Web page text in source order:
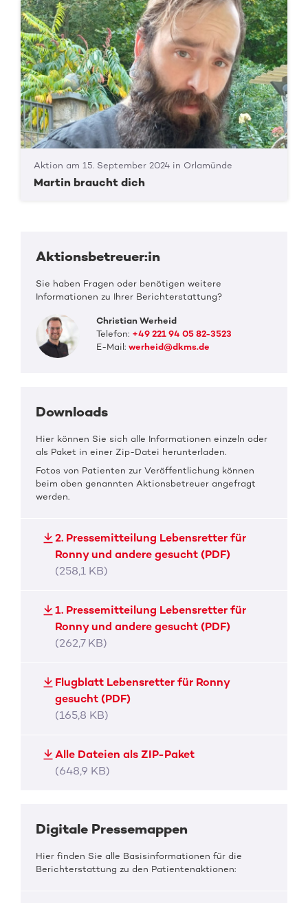
Aktion am 15. September 2024 in Orlamünde
Martin braucht dich
Aktionsbetreuer:in
Sie haben Fragen oder benötigen weitere
Informationen zu Ihrer Berichterstattung?
Christian Werheid
Telefon: +49 221 94 05 82-3523
E-Mail:werheid@dkms.de
Downloads
Hier können Sie sich alle Informationen einzeln oder
als Paket in einer Zip-Datei herunterladen.
Fotos von Patienten zur Veröffentlichung können
beim oben genannten Aktionsbetreuer angefragt
werden.
2. Pressemitteilung Lebensretter für
Ronny und andere gesucht (PDF)
(258,1 KB)
1. Pressemitteilung Lebensretter für
Ronny und andere gesucht (PDF)
(262,7 KB)
Flugblatt Lebensretter für Ronny
gesucht (PDF)
(165,8 KB)
Alle Dateien als ZIP-Paket
(648,9 KB)
Digitale Pressemappen
Hier finden Sie alle Basisinformationen für die
Berichterstattung zu den Patientenaktionen: